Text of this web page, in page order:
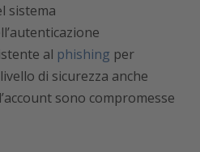
sistema
al phishing per
di sicurezza anche
sono compromesse